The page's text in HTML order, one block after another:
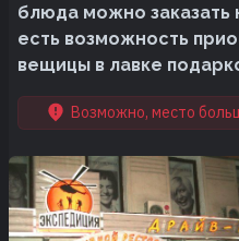
блюда можно заказать
есть возможность
вещицы в лавке
Возможно, место